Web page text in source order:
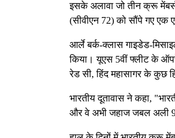
इसके अलावा जो तीन क्रू
(सीवीएन 72) को सौंपे गए एक
आर्ले बर्क-क्लास गाइडेड-
किया। यूएस 5वीं फ्लीट के
रेड सी, हिंद महासागर के कुछ
भारतीय दूतावास ने कहा,
और वे अभी जहाज जबल अली 9